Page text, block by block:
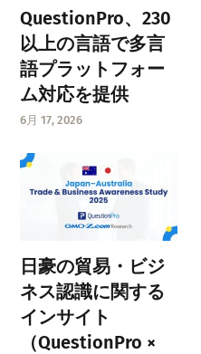
QuestionPro、230
以上の言語で多言
語プラットフォー
ム対応を提供
6月 17, 2026
日豪の貿易・ビジ
ネス認識に関する
インサイト
（QuestionPro ×